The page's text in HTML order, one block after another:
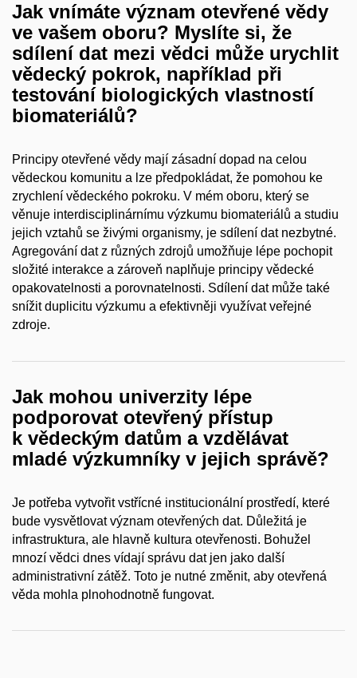
Jak vnímáte význam otevřené vědy
ve vašem oboru? Myslíte si, že
sdílení dat mezi vědci může urychlit
vědecký pokrok, například při
testování biologických vlastností
biomateriálů?
Principy otevřené vědy mají zásadní dopad na celou
vědeckou komunitu a lze předpokládat, že pomohou ke
zrychlení vědeckého pokroku. V mém oboru, který se
věnuje interdisciplinárnímu výzkumu biomateriálů a studiu
jejich vztahů se živými organismy, je sdílení dat nezbytné.
Agregování dat z různých zdrojů umožňuje lépe pochopit
složité interakce a zároveň naplňuje principy vědecké
opakovatelnosti a porovnatelnosti. Sdílení dat může také
snížit duplicitu výzkumu a efektivněji využívat veřejné
zdroje.
Jak mohou univerzity lépe
podporovat otevřený přístup
k vědeckým datům a vzdělávat
mladé výzkumníky v jejich správě?
Je potřeba vytvořit vstřícné institucionální prostředí, které
bude vysvětlovat význam otevřených dat. Důležitá je
infrastruktura, ale hlavně kultura otevřenosti. Bohužel
mnozí vědci dnes vídají správu dat jen jako další
administrativní zátěž. Toto je nutné změnit, aby otevřená
věda mohla plnohodnotně fungovat.